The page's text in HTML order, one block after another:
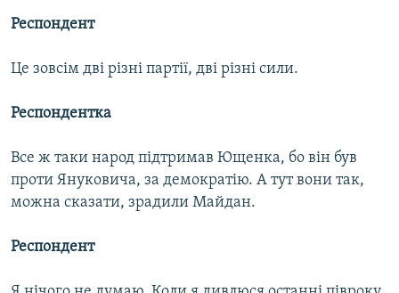
Респондент
Це зовсім дві різні партії, дві різні сили.
Респондентка
Все ж таки народ підтримав Ющенка, бо він був
проти Януковича, за демократію. А тут вони так,
можна сказати, зрадили Майдан.
Респондент